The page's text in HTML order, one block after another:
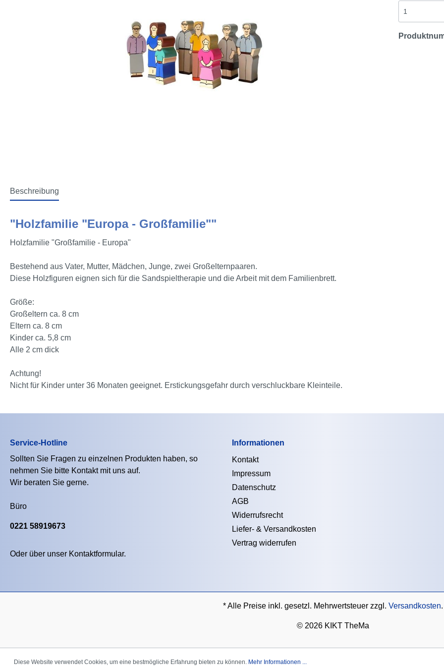
Beschreibung
"Holzfamilie "Europa - Großfamilie""
Holzfamilie "Großfamilie - Europa"
Bestehend aus Vater, Mutter, Mädchen, Junge, zwei Großelternpaaren.
Diese Holzfiguren eignen sich für die Sandspieltherapie und die Arbeit mit dem Familienbrett.
Größe:
Großeltern ca. 8 cm
Eltern ca. 8 cm
Kinder ca. 5,8 cm
Alle 2 cm dick
Achtung!
Nicht für Kinder unter 36 Monaten geeignet. Erstickungsgefahr durch verschluckbare Kleinteile.
Service-Hotline
Sollten Sie Fragen zu einzelnen Produkten haben, so
nehmen Sie bitte Kontakt mit uns auf.
Wir beraten Sie gerne.
Büro
0221 58919673
Oder über unser Kontaktformular.
Informationen
Kontakt
Impressum
Datenschutz
AGB
Widerrufsrecht
Liefer- & Versandkosten
Vertrag widerrufen
* Alle Preise inkl. gesetzl. Mehrwertsteuer zzgl. Versandkosten.
© 2026 KIKT TheMa
Diese Website verwendet Cookies, um eine bestmögliche Erfahrung bieten zu können. Mehr Informationen ...